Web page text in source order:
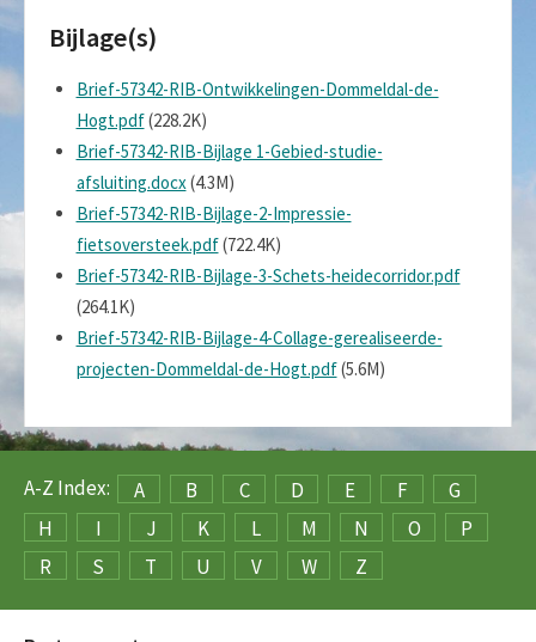
Bijlage(s)
Brief-57342-RIB-Ontwikkelingen-Dommeldal-de-
Hogt.pdf(228.2K)
Brief-57342-RIB-Bijlage 1-Gebied-studie-
afsluiting.docx(4.3M)
Brief-57342-RIB-Bijlage-2-Impressie-
fietsoversteek.pdf(722.4K)
Brief-57342-RIB-Bijlage-3-Schets-heidecorridor.pdf
(264.1K)
Brief-57342-RIB-Bijlage-4-Collage-gerealiseerde-
projecten-Dommeldal-de-Hogt.pdf(5.6M)
A-Z Index: A B C D E F
G
H
I J K L M N O
P
R
S T U V W Z